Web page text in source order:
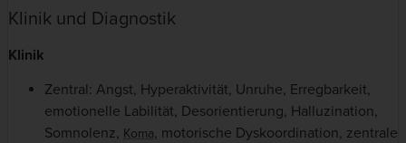
Klinik und Diagnostik
Klinik
Zentral: Angst, Hyperaktivität, Unruhe, Erregbarkeit,
emotionelle Labilität, Desorientierung, Halluzination,
Somnolenz, Koma, motorische Dyskoordination, zentrale